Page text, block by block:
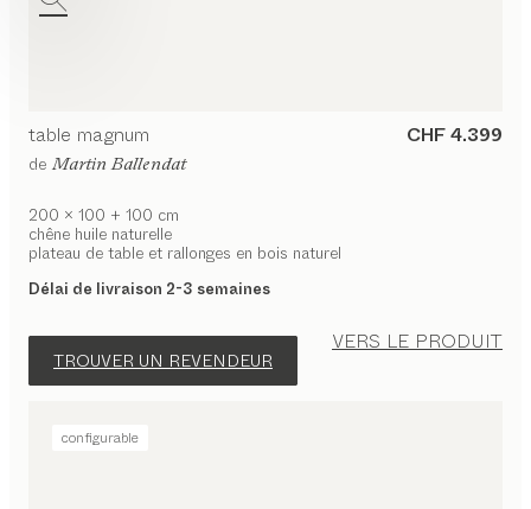
table magnum CHF 4.399
de Martin Ballendat
200 x 100 + 100 cm
chêne huile naturelle
plateau de table et rallonges en bois naturel
Délai de livraison 2-3 semaines
TROUVER UN REVENDEUR
VERS LE PRODUIT
configurable